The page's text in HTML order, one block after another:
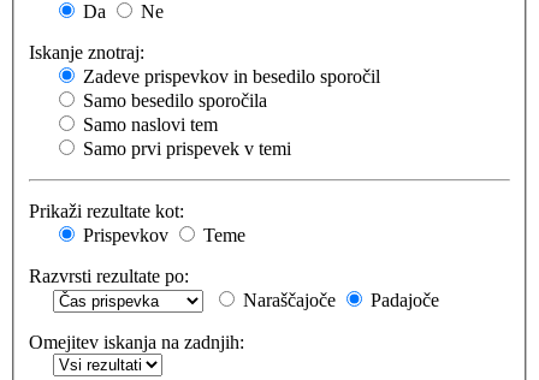
Da
Ne
Iskanje znotraj:
Zadeve prispevkov in besedilo sporočil
Samo besedilo sporočila
Samo naslovi tem
Samo prvi prispevek v temi
Prikaži rezultate kot:
Prispevkov
Teme
Razvrsti rezultate po:
Naraščajoče
Padajoče
Omejitev iskanja na zadnjih: